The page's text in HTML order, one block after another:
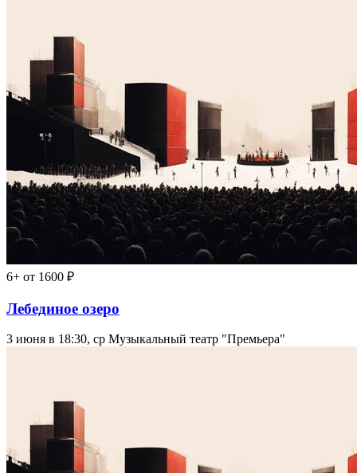
6+ от 1600 ₽
Лебединое озеро
3 июня в 18:30, ср Музыкальный театр "Премьера"